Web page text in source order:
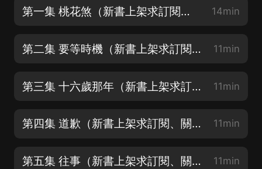
第一集 桃花煞（新書上架求訂閱關注好評~） 14min
第二集 要等時機（新書上架求訂閱關注好評~） 11min
第三集 十六歲那年（新書上架求訂閱關注好評~） 11min
第四集 道歉（新書上架求訂閱、關注、好評~） 11min
第五集 往事（新書上架求訂閱、關注、好評~） 11min